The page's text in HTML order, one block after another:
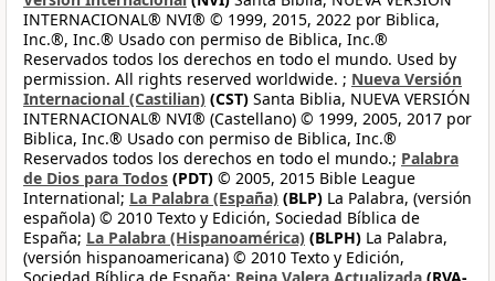
INTERNACIONAL® NVI® © 1999, 2015, 2022 por Biblica,
Inc.®, Inc.® Usado con permiso de Biblica, Inc.®
Reservados todos los derechos en todo el mundo. Used by
permission. All rights reserved worldwide. ; Nueva Versión
Internacional (Castilian) (CST) Santa Biblia, NUEVA VERSIÓN
INTERNACIONAL® NVI® (Castellano) © 1999, 2005, 2017 por
Biblica, Inc.® Usado con permiso de Biblica, Inc.®
Reservados todos los derechos en todo el mundo.; Palabra
de Dios para Todos (PDT) © 2005, 2015 Bible League
International; La Palabra (España) (BLP) La Palabra, (versión
española) © 2010 Texto y Edición, Sociedad Bíblica de
España; La Palabra (Hispanoamérica) (BLPH) La Palabra,
(versión hispanoamericana) © 2010 Texto y Edición,